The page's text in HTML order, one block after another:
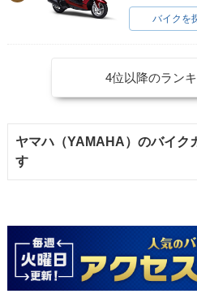
バイクを
4位以降のラン
ヤマハ（YAMAHA）のバイク
す